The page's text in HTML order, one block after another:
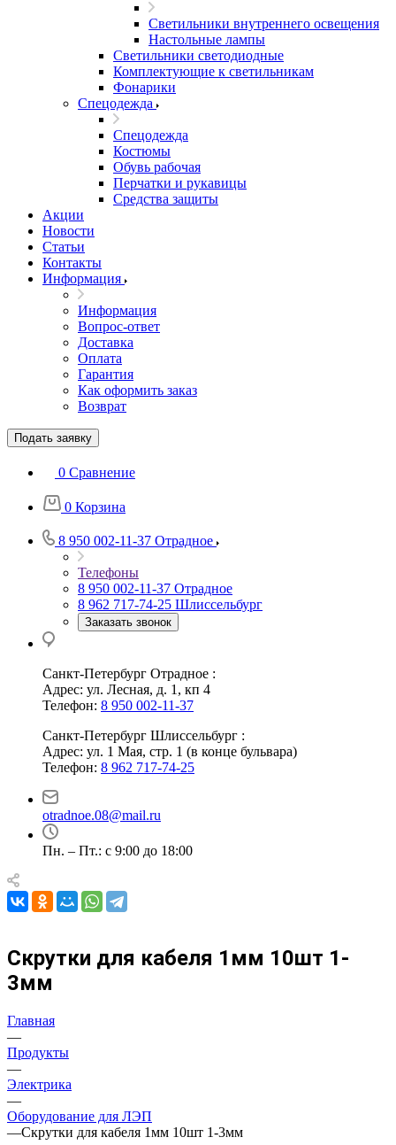
Светильники внутреннего освещения
Настольные лампы
Светильники светодиодные
Комплектующие к светильникам
Фонарики
Спецодежда
Спецодежда
Костюмы
Обувь рабочая
Перчатки и рукавицы
Средства защиты
Акции
Новости
Статьи
Контакты
Информация
Информация
Вопрос-ответ
Доставка
Оплата
Гарантия
Как оформить заказ
Возврат
Подать заявку
0 Сравнение
0 Корзина
8 950 002-11-37 Отрадное
Телефоны
8 950 002-11-37 Отрадное
8 962 717-74-25 Шлиссельбург
Заказать звонок
Санкт-Петербург Отрадное :
Адрес: ул. Лесная, д. 1, кп 4
Телефон: 8 950 002-11-37
Санкт-Петербург Шлиссельбург :
Адрес: ул. 1 Мая, стр. 1 (в конце бульвара)
Телефон: 8 962 717-74-25
otradnoe.08@mail.ru
Пн. – Пт.: с 9:00 до 18:00
Скрутки для кабеля 1мм 10шт 1-
3мм
Главная
—
Продукты
—
Электрика
—
Оборудование для ЛЭП
—Скрутки для кабеля 1мм 10шт 1-3мм